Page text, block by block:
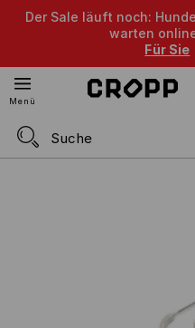
Der Sale läuft noch:
warten
Für Sie
Menü